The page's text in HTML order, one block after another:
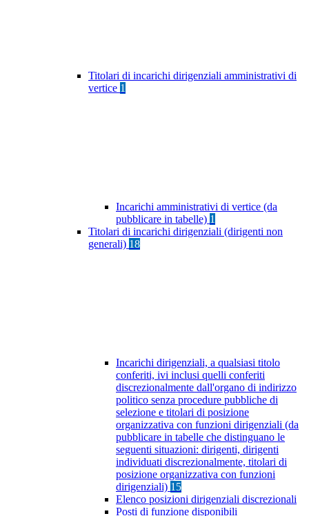
Titolari di incarichi dirigenziali amministrativi di
vertice 1
Incarichi amministrativi di vertice (da
pubblicare in tabelle) 1
Titolari di incarichi dirigenziali (dirigenti non
generali) 18
Incarichi dirigenziali, a qualsiasi titolo
conferiti, ivi inclusi quelli conferiti
discrezionalmente dall'organo di indirizzo
politico senza procedure pubbliche di
selezione e titolari di posizione
organizzativa con funzioni dirigenziali (da
pubblicare in tabelle che distinguano le
seguenti situazioni: dirigenti, dirigenti
individuati discrezionalmente, titolari di
posizione organizzativa con funzioni
dirigenziali) 15
Elenco posizioni dirigenziali discrezionali
Posti di funzione disponibili